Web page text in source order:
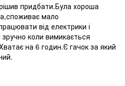
придбати.Була хороша
мало
від електрики і
коли вимикається
на 6 годин.Є гачок за який